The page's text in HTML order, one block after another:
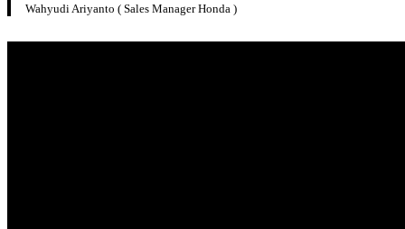
Wahyudi Ariyanto ( Sales Manager Honda )